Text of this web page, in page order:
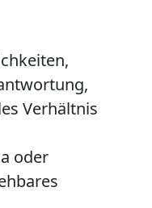
Verhältnis
oder